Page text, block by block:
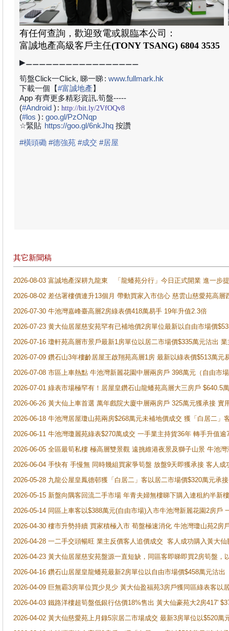
有任何查詢，歡迎致電或親臨本公司：
富誠地產高級客戶主任(TONY TSANG) 6804 3535
▶⚊⚊⚊⚊⚊⚊⚊⚊⚊⚊⚊⚊⚊⚊⚊⚊⚊
筍盤Click一Click, 睇一睇: www.fullmark.hk
下載一個【#富誠地產】
App 有齊更多精彩資訊.筍盤-----
(#Android ) : http://bit.ly/2VfOQv8
(#los ) : goo.gl/PzONqp
☆緊貼 https://goo.gl/6nkJhq 按讚
#橫頭磡 #德強苑 #成交 #居屋
其它新聞稿
2026-08-03 富誠地產深耕九龍東 「龍蟠苑分行」今日正式開業 進一步
2026-08-02 差估署樓價連升13個月 帶動買家入市信心 慈雲山慈愛苑高層
2026-07-30 牛池灣嘉峰臺高層2房綠表價418萬易手 19年升值2.3倍
2026-07-23 黄大仙居屋慈安苑罕有已補地價2房單位最新以自由市場價
2026-07-16 瓊軒苑高層市景戶最新1房單位以居二市場價$335萬元沽出
2026-07-09 鑽石山3年樓齡居屋王啟翔苑高層1房 最新以綠表價$513萬元
2026-07-08 市區上車熱點 牛池灣新麗花園中層兩房戶 398萬元（自由市
2026-07-01 綠表市場極罕有！居屋皇鑽石山龍蟠苑高層大三房戶
2026-06-26 黃大仙上車首選 萬年戲院大廈中層兩房戶 325萬元獲承接 實
2026-06-18 牛池灣居屋瓊山苑兩房$268萬元未補地價成交 獲「白居二」
2026-06-11 牛池灣瓊麗苑綠表$270萬成交 一手業主持貨36年 轉手升值逾
2026-06-05 全區最筍私樓 極高層雙景觀 遠挑維港夜景及獅子山景 牛池
2026-06-04 手快有 手慢無 同時幾組買家爭筍盤 放盤9天即獲承接 客人
2026-05-28 九龍公屋皇鳳德邨獲「白居二」客以居二市場價$320萬元承接
2026-05-15 新盤向隅客回流二手市場 年青夫婦無樓睇下購入連租約半新
2026-05-14 同區上車客以$388萬元(自由市場)入市牛池灣新麗花園2房戶
2026-04-30 樓市升勢持續 買家積極入市 荀盤極速消化 牛池灣瓊山苑2房
2026-04-28 一二手交頭暢旺 業主反價客人追價成交 客人成功購入黃大
2026-04-23 黃大仙居屋慈安苑盤源一直短缺，同區客即睇即買2房筍盤，
2026-04-16 鑽石山居屋皇龍蟠苑最新2房單位以自由市場價$458萬元沽出
2026-04-09 巨無霸3房單位買少見少 黃大仙盈福苑3房戶獲同區綠表客以
2026-04-03 鐵路洋樓超筍盤低銀行估價18%售出 黃大仙豪苑大2房417'
2026-04-02 黃大仙慈愛苑上月錄5宗居二市場成交 最新3房單位以$520萬